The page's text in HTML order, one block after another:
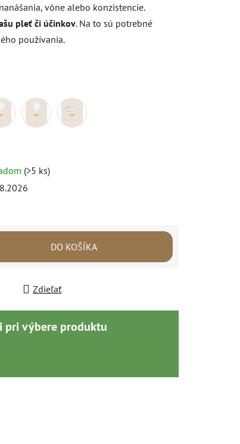
vône alebo konzistencie.
pleť či účinkov. Na to sú potrebné
používania.
(>5 ks)
DO KOŠÍKA
Zdieľať
pri výbere produktu